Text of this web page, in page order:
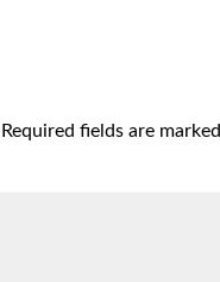
Required fields are marked